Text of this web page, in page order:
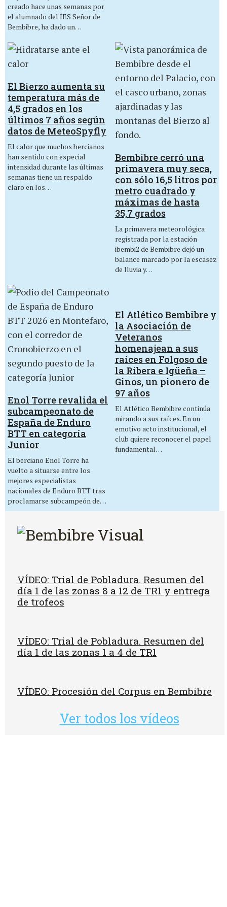
creado hace unas semanas por
el alumnado del IES Señor de
Bembibre, ha dado un…
El Bierzo aumenta su
temperatura más de
4,5 grados en los
últimos 7 años según
datos de MeteoSpyfly
El calor que muchos bercianos
han sentido con especial
intensidad durante las últimas
semanas tiene un respaldo
claro en los…
Bembibre cerró una
primavera muy seca,
con sólo 16,5 litros por
metro cuadrado y
máximas de hasta
35,7 grados
La primavera meteorológica
registrada por la estación
ibembi2 de Bembibre dejó un
balance marcado por la escasez
de lluvia y…
Enol Torre revalida el
subcampeonato de
España de Enduro
BTT en categoría
Junior
El berciano Enol Torre ha
vuelto a situarse entre los
mejores especialistas
nacionales de Enduro BTT tras
proclamarse subcampeón de…
El Atlético Bembibre y
la Asociación de
Veteranos
homenajean a sus
raíces en Folgoso de
la Ribera e Igüeña –
Ginos, un pionero de
97 años
El Atlético Bembibre continúa
mirando a sus raíces. En un
emotivo acto institucional, el
club quiere reconocer el papel
fundamental…
VÍDEO: Trial de Pobladura. Resumen del
día 1 de las zonas 8 a 12 de TR1 y entrega
de trofeos
VÍDEO: Trial de Pobladura. Resumen del
día 1 de las zonas 1 a 4 de TR1
VÍDEO: Procesión del Corpus en Bembibre
Ver todos los vídeos